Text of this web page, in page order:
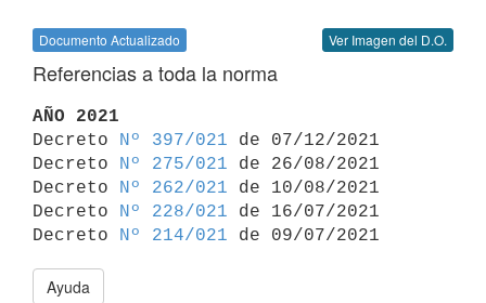
Documento Actualizado Ver Imagen del D.O.
Referencias a toda la norma
AÑO 2021
Decreto
Nº 397/021 de 07/12/2021
Decreto
Nº 275/021 de 26/08/2021
Decreto
Nº 262/021 de 10/08/2021
Decreto
Nº 228/021 de 16/07/2021
Decreto
Nº 214/021
Ayuda